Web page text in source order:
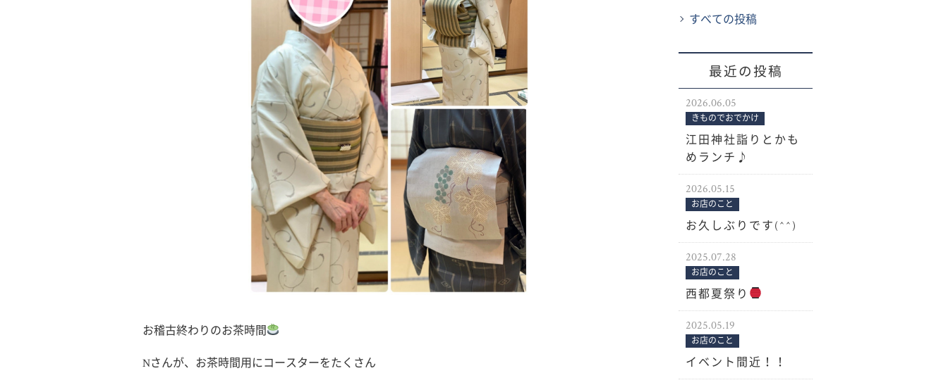
お稽古終わりのお茶時間
Nさんが、お茶時間用にコースターをたくさん
すべての投稿
最近の投稿
2026.06.05
きものでおでかけ
江田神社詣りとかも
めランチ♪
2026.05.15
お店のこと
お久しぶりです(^^)
2025.07.28
お店のこと
西都夏祭り
2025.05.19
お店のこと
イベント間近！！